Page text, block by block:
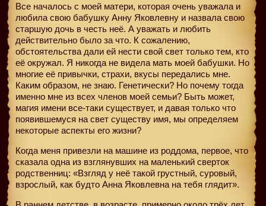
Все началось с моей матери, которая очень уважала и
любила свою бабушку Анну Яковлевну и назвала свою
старшую дочь в честь неё. А уважать и любить
действительно было за что. К сожалению,
обстоятельства дали ей нести свой свет только тем, кто
её окружал. Я никогда не видела мать моей бабушки. Но
многие её привычки, страхи, вкусы передались мне.
Каким образом, не знаю. Генетически? Но почему тогда
именно мне из всех членов моей семьи? Быть может,
магия имени все-таки существует, и давая только что
появившемуся на свет существу имя, мы определяем
некоторые аспекты его жизни?
Когда меня привезли на машине из роддома, первое, что
сказала одна из взглянувших на маленький сверток
родственниц: «Взгляд у неё такой грустный, суровый,
взрослый, как будто Анна Яковлевна на тебя глядит».